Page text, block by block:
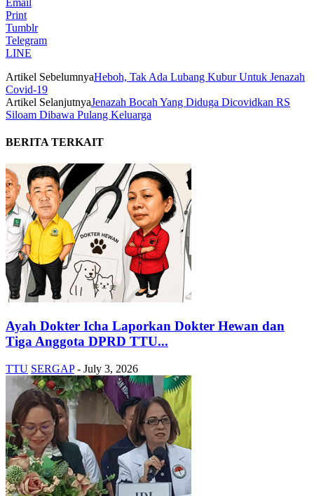
Print
Tumblr
Telegram
LINE
Artikel SebelumnyaHeboh, Tak Ada Lubang Kubur Untuk Jenazah
Covid-19
Artikel SelanjutnyaJenazah Bocah Yang Diduga Dicovidkan RS
Siloam Dibawa Pulang Keluarga
BERITA TERKAIT
Ayah Dokter Icha Laporkan Dokter Hewan dan
Tiga Anggota DPRD TTU...
TTU SERGAP - July 3, 2026